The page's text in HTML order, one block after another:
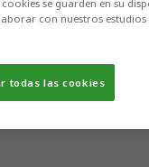
se guarden en su
con nuestros estudios
todas las cookies